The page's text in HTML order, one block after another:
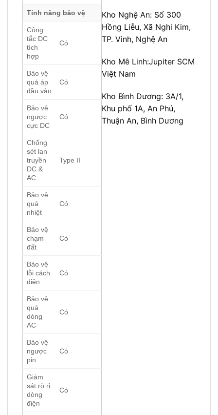
Tính năng bảo vệ
Công
tắc DC
tích
hợp
Có
Bảo vệ
quá áp
đầu vào
Có
Bảo vệ
ngược
cực DC
Có
Chống
sét lan
truyền
DC &
AC
Type II
Bảo vệ
quá
nhiệt
Có
Bảo vệ
chạm
đất
Có
Bảo vệ
lỗi cách
điện
Có
Bảo vệ
quá
dòng
AC
Có
Bảo vệ
ngược
pin
Có
Giám
sát rò rỉ
dòng
điện
Có
Kho Nghệ An: Số 300
Hồng Liễu, Xã Nghi Kim,
TP. Vinh, Nghệ An
Kho Mê Linh:Jupiter SCM
Việt Nam
Kho Bình Dương: 3A/1,
Khu phố 1A, An Phú,
Thuận An, Bình Dương